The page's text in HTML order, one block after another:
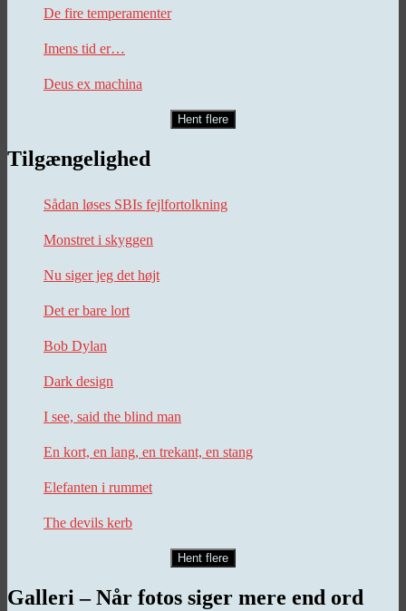
De fire temperamenter
Imens tid er…
Deus ex machina
Hent flere
Tilgængelighed
Sådan løses SBIs fejlfortolkning
Monstret i skyggen
Nu siger jeg det højt
Det er bare lort
Bob Dylan
Dark design
I see, said the blind man
En kort, en lang, en trekant, en stang
Elefanten i rummet
The devils kerb
Hent flere
Galleri – Når fotos siger mere end ord